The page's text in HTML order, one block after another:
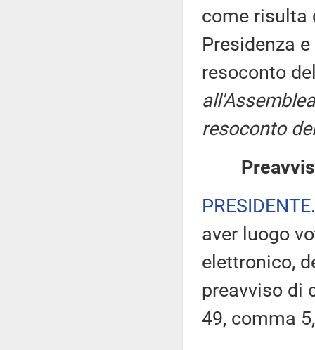
come risulta
Presidenza
resoconto
resoconto
PRESIDENTE
aver luogo
elettronico,
preavviso di
49, comma